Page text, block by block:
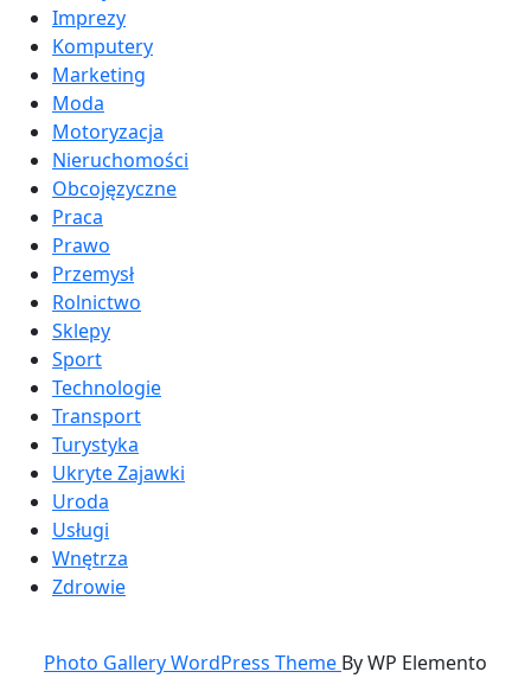
Imprezy
Komputery
Marketing
Moda
Motoryzacja
Nieruchomości
Obcojęzyczne
Praca
Prawo
Przemysł
Rolnictwo
Sklepy
Sport
Technologie
Transport
Turystyka
Ukryte Zajawki
Uroda
Usługi
Wnętrza
Zdrowie
Photo Gallery WordPress Theme By WP Elemento